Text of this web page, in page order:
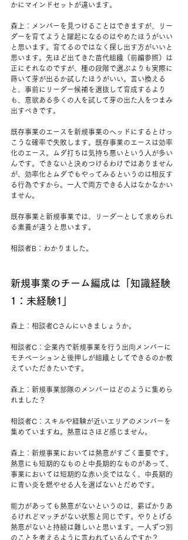
かにマインドセットが違います。
森上：メンバーを見つけることはできますが、リー
ダーを育てようと躍起になるのはやめたほうがいい
と思います。育てるのではなく探し出す方がいいと
思います。先ほど出てきた苗代組織（前編参照）は
正にそれなのですが、種の段階で選ぶよりも実際に
蒔いて芽が出るか試したほうがいい。言い換える
と、事前にリーダー候補を選抜して育成するより
も、意欲ある多くの人を試して芽の出た人をつまみ
出すべきです。
既存事業のエースを新規事業のヘッドにするとけっ
こうな確率で失敗します。既存事業のエースは効率
化のエース。ムダ打ちは気持ち悪いという人が多い
んです。できないと決めつけるわけではありません
が、効率化とムダでもやってみるというのは相反す
る行為ですから。一人で両方できる人はなかなかい
ません。
既存事業と新規事業では、リーダーとして求められ
る素養が違うと思います。
相談者B：わかりました。
新規事業のチーム編成は「知識経験
1：未経験1」
森上：相談者Cさんにいきましょうか。
相談者C：企業内で新規事業を行う出向メンバーに
モチベーションと後押しが組織としてできるのか教
えていただきたいです。
森上：新規事業部隊のメンバーはどのように集めら
れました？
相談者C：スキルや経験が近いエリアのメンバーを
集めていますね。熱意はさほど感じません。
森上：新規事業においては熱意がすごく重要です。
熱意にも短期的なものと中長期的なものがあって、
事業においては短期的な赤い炎ではなく、中長期的
に青い炎を燃やせる人を選ばないとだめです。
能力があっても熱意がないというのは、薪ばかりあ
るけれどマッチがない状態と同じです。やりとげる
熱意がないと持続は難しいと思います。一人ずつ別
のことを考えるように言われているんですか？